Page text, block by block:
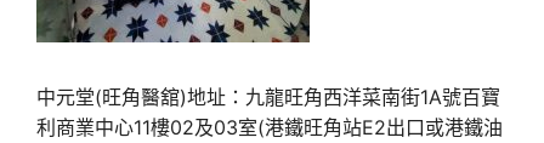
中元堂(旺角醫舘)地址：九龍旺角西洋菜南街1A號百寶
利商業中心11樓02及03室(港鐵旺角站E2出口或港鐵油